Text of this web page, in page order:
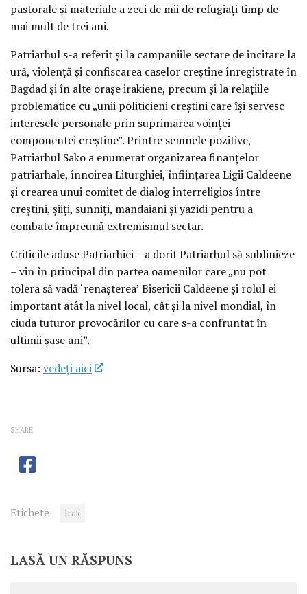
pastorale și materiale a zeci de mii de refugiați timp de
mai mult de trei ani.
Patriarhul s-a referit și la campaniile sectare de incitare la
ură, violență și confiscarea caselor creștine înregistrate în
Bagdad și în alte orașe irakiene, precum și la relațiile
problematice cu „unii politicieni creștini care își servesc
interesele personale prin suprimarea voinței
componentei creștine”. Printre semnele pozitive,
Patriarhul Sako a enumerat organizarea finanțelor
patriarhale, înnoirea Liturghiei, înființarea Ligii Caldeene
și crearea unui comitet de dialog interreligios între
creștini, șiiți, sunniți, mandaiani și yazidi pentru a
combate împreună extremismul sectar.
Criticile aduse Patriarhiei – a dorit Patriarhul să sublinieze
– vin în principal din partea oamenilor care „nu pot
tolera să vadă ‘renașterea’ Bisericii Caldeene și rolul ei
important atât la nivel local, cât și la nivel mondial, în
ciuda tuturor provocărilor cu care s-a confruntat în
ultimii șase ani”.
Sursa: vedeţi aici
SHARE
Etichete: Irak
LASĂ UN RĂSPUNS